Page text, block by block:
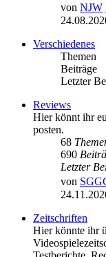
von NJW
Verschiedenes
Themen
Beiträge
Letzter
Reviews
Hier könnt ihr
posten.
68
690
Letzter
von
Zeitschriften
Hier könnte ihr